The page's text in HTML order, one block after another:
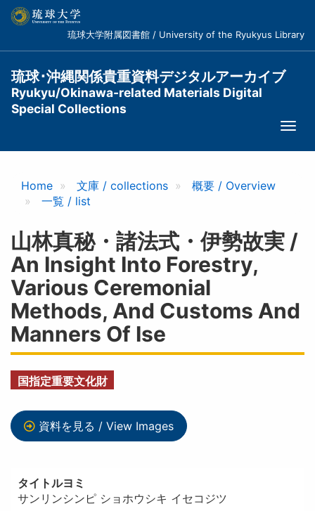
コ
琉球大学附属図書館 / University of the Ryukyus Library
琉球･沖縄関係貴重資料デジタルアーカイブ
Ryukyu/Okinawa-related Materials Digital
Special Collections
Home 文庫 / collections
概要 / Overview
一覧 / list
山林真秘・諸法式・伊勢故実 /
An Insight Into Forestry,
Various Ceremonial
Methods, And Customs And
Manners Of Ise
国指定重要文化財
資料を見る / View Images
タイトルヨミ
サンリンシンピ ショホウシキ イセコジツ